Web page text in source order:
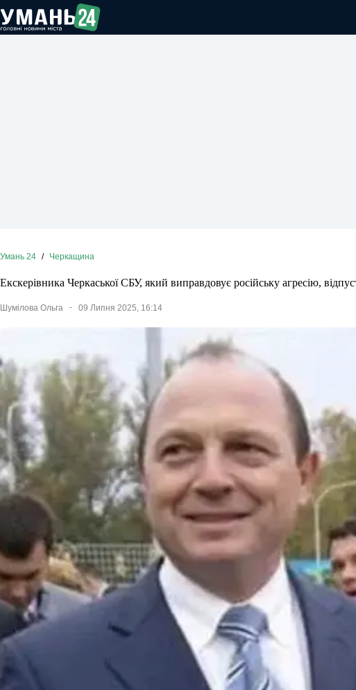
до
вмісту
Умань 24 / Черкащина
Екскерівника Черкаської СБУ, який виправдовує російську агресію,
Шумілова Ольга 09 Липня 2025, 16:14